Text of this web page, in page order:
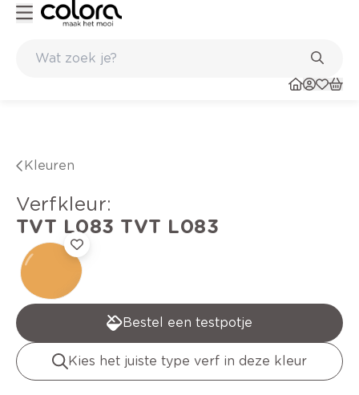
Kleuren
verfkleur:
TVT L083 TVT L083
Bestel een testpotje
Kies het juiste type verf in deze kleur